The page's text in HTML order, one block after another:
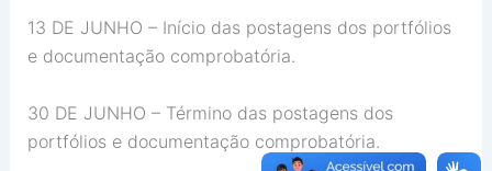
13 DE JUNHO – Início das postagens dos portfólios
e documentação comprobatória.
30 DE JUNHO – Término das postagens dos
portfólios e documentação comprobatória.